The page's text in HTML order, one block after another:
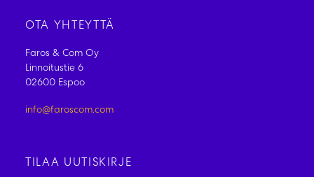
OTA YHTEYTTÄ
Faros & Com Oy
Linnoitustie 6
02600 Espoo
info@faroscom.com
TILAA UUTISKIRJE